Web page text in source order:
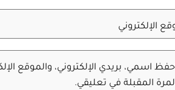
الإلكتروني
اسمي، بريدي الإلكتروني، والموقع
المقبلة في تعليقي.